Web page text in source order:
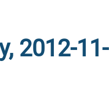
2012-11-